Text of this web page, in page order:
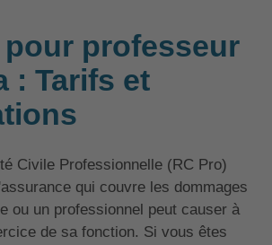
pour professeur
: Tarifs et
Civile Professionnelle (RC Pro)
qui couvre les dommages
ou un professionnel peut causer à
de sa fonction. Si vous êtes